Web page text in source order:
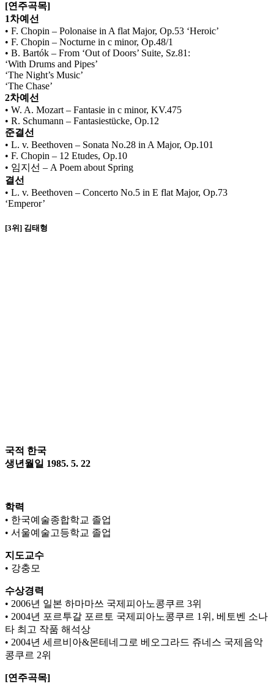
[연주곡목]
1차예선
• F. Chopin – Polonaise in A flat Major, Op.53 ‘Heroic’
• F. Chopin – Nocturne in c minor, Op.48/1
• B. Bartók – From ‘Out of Doors’ Suite, Sz.81:
‘With Drums and Pipes’
‘The Night’s Music’
‘The Chase’
2차예선
• W. A. Mozart – Fantasie in c minor, KV.475
• R. Schumann – Fantasiestücke, Op.12
준결선
• L. v. Beethoven – Sonata No.28 in A Major, Op.101
• F. Chopin – 12 Etudes, Op.10
• 임지선 – A Poem about Spring
결선
• L. v. Beethoven – Concerto No.5 in E flat Major, Op.73
‘Emperor’
[3위] 김태형
국적 한국
생년월일 1985. 5. 22
학력
• 한국예술종합학교 졸업
• 서울예술고등학교 졸업
지도교수
• 강충모
수상경력
• 2006년 일본 하마마쓰 국제피아노콩쿠르 3위
• 2004년 포르투갈 포르토 국제피아노콩쿠르 1위, 베토벤 소나
타 최고 작품 해석상
• 2004년 세르비아&몬테네그로 베오그라드 쥬네스 국제음악
콩쿠르 2위
[연주곡목]